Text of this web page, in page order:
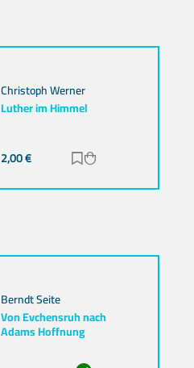
Christoph Werner
Luther im Himmel
2,00€ Zur Merkliste
Berndt Seite
Von Evchensruh nach
Adams Hoffnung